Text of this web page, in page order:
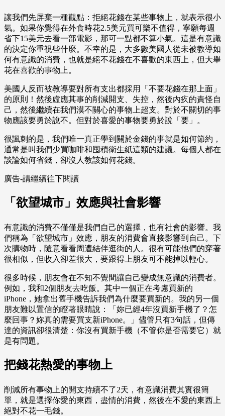
讓我們先屏棄一種觀點：拒絕花錢在某些事物上，就表示很小
氣。如果你覺得在外食時花2.5美元買可樂不值得，寧願每週
省下15美元去看一部電影，那可一點都不算小氣。這是有意識
的決定你重視些什麼。不幸的是，大多數美國人從未被教導如
何有意識的消費，也就是絕不花錢在不喜歡的東西上，但大舉
花在喜歡的事物上。
美國人反而被教導要對所有支出都採用「不要花錢在那上面」
的原則！然後虛應其事的削減開支、失控，然後內疚的責怪自
己，然後繼續在我們漠不關心的事物上超支。對於不關切的事
物應該要勇於說不。但對於喜愛的事物要勇於說「要」。
很諷刺的是，我們唯一真正學到關於金錢的事就是如何節約，
通常是叫我們少買咖啡和囤積衛生紙這類的建議。每個人都在
談論如何省錢，卻沒人教該如何花錢。
廣告-請繼續往下閱讀
「欲望城市」效應與社會影響
有意識的消費不僅僅是我們自己的選擇，也有社會的影響。我
們稱為「欲望城市」效應，朋友的消費會直接影響到自己。下
次購物時，隨意看看周遭結伴逛街的人。很有可能他們的穿著
很相似，但收入卻差很大，要跟得上朋友可不能掉以輕心。
很多時候，朋友會在不知不覺間讓自己變成無意識的消費者。
例如，我和2個朋友去吃飯。其中一個正在考慮買新的
iPhone，她拿出舊手機告訴我們為什麼要買新的。我的另一個
朋友難以置信的瞪著眼睛說：「妳已經4年沒買新手機了？怎
麼回事？妳真的需要買支新iPhone。」儘管只有3句話，但傳
達的資訊卻很清楚：你沒有買新手機（不管你是否需要它）就
是有問題。
把錢花熱愛的事物上
削減所有事物上的開支持續不了2天，有意識消費其實很簡
單，就是選擇你愛的東西，盡情的消費，然後在不愛的東西上
絕對不花一毛錢。